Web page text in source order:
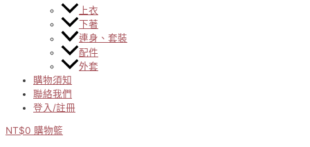
上衣
下著
連身、套裝
配件
外套
購物須知
聯絡我們
登入/註冊
NT$0 購物籃